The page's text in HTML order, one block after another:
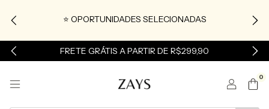
⭐ OPORTUNIDADES SELECIONADAS
FRETE GRÁTIS A PARTIR DE R$299,90
0